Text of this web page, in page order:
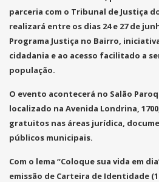
parceria com o Tribunal de Justiça
realizará entre os dias 24 e 27 de
Programa Justiça no Bairro,
cidadania e ao acesso facilitado a
população.
O evento acontecerá no Salão
localizado na Avenida Londrina,
gratuitos nas áreas jurídica,
públicos municipais.
Com o lema “Coloque sua vida em
emissão de Carteira de Identidade